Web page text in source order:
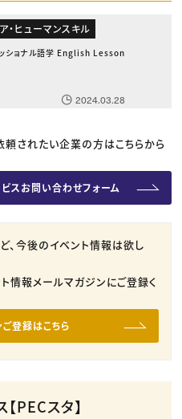
・ヒューマンスキル
ショナル語学 English Lesson
2024.03.28
されたい企業の方はこちらから
スお問い合わせフォーム
、今後のイベント情報は欲し
情報メールマガジンにご登録く
登録はこちら
PECスタ】